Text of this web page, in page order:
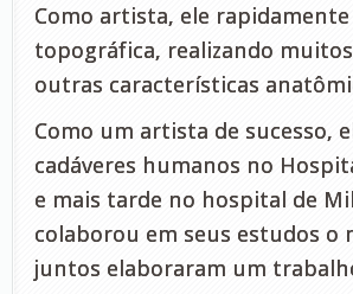
Como artista, ele
topográfica, realizando
outras características
Como um artista de sucesso,
cadáveres humanos no
e mais tarde no hospital de
colaborou em seus estudos o
juntos elaboraram um